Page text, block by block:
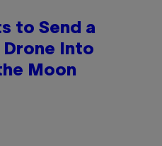
to Send a
Into
Moon